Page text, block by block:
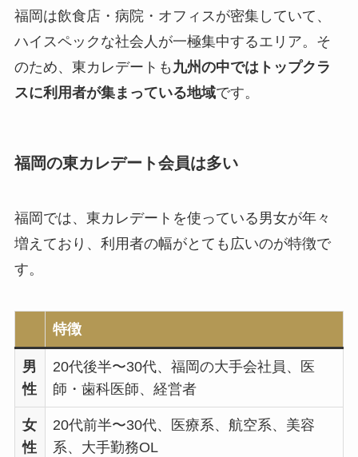
福岡は飲食店・病院・オフィスが密集していて、
ハイスペックな社会人が一極集中するエリア。そ
のため、東カレデートも 九州の中ではトップクラ
スに利用者が集まっている地域です。
福岡の東カレデート会員は多い
福岡では、東カレデートを使っている男女が年々
増えており、利用者の幅がとても広いのが特徴で
す。
特徴
男
性
20代後半〜30代、福岡の大手会社員、医
師・歯科医師、経営者
女
性
20代前半〜30代、医療系、航空系、美容
系、大手勤務OL